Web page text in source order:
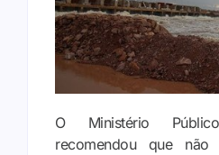
O Ministério
recomendou que